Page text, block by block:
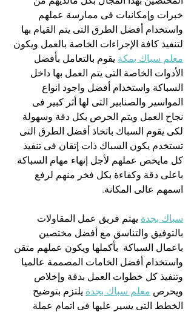
خبرات وإمكانيات فى ممارسة عملهم
واستخدام أفضل الطرق التى يتم القيام بها
لتنفيذ كافة الإجراءات الخاصة بالعمل ويكون
معلم سباك بمكة يقوم بالتعامل بأفضل
الأدوات الخاصة التى يتم العمل بها داخل
السباكة واستخدام أفضل واجود انواع
المواسير والصنابير التى لها أثر كبير فى
نجاح العمل ويتم الحرص بكل دقة وسهولة
لكى يقوم السباك باتخاذ أفضل الطرق التى
تستخدم يكون السباك ذات إتقان فى تنفيذ
كل مايخص عملهم لأجل إنهاء مهام السباكة
باعلى دقة وكفاءة بكل فخر منهم لرفع
اسمهم عالى المكانة.
سباك بجدة يهتم فريق عمل المقاولات
بالتوفيق والتناسق مع أفضل مختصين
باعمال السباكة  بأكملها ويكون عملهم متقن
واستخدام أفضل الخامات المصممة عالميا
وتنفيذ كل خطوات العمل بدقة وإخلاص
ويحرص معلم سباك بجدة يلتزم بتوضيح
الخطط التى يسير عليها فى اتمام عملة